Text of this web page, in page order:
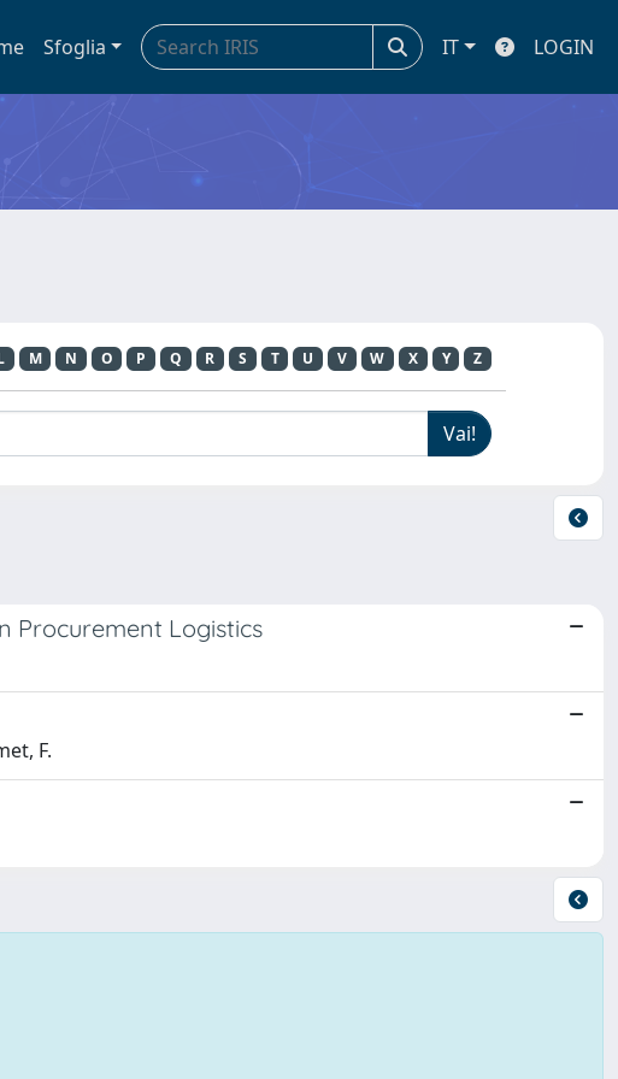
Sfoglia IT LOGIN
M N O P Q R S T U V W X Y Z
Procurement Logistics
F.